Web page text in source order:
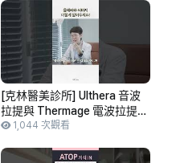
[克林醫美診所] Ulthera 音波
拉提與 Thermage 電波拉提，
這樣搞懂！ | 拉提比較指南 |
診所 尹正珉 院長
1,044 次觀看